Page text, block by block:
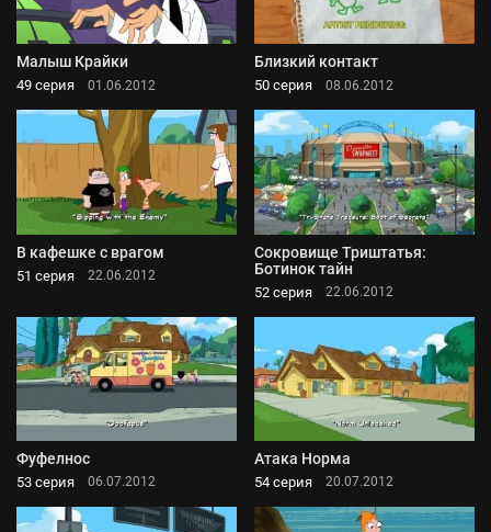
Малыш Крайки
49 серия 01.06.2012
Близкий контакт
50 серия 08.06.2012
В кафешке с врагом
51 серия 22.06.2012
Сокровище Триштатья:
Ботинок тайн
52 серия 22.06.2012
Фуфелнос
53 серия 06.07.2012
Атака Норма
54 серия 20.07.2012